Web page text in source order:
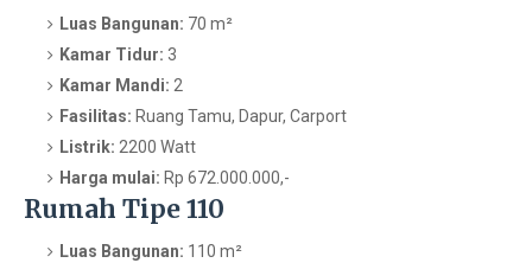
Luas Bangunan: 70 m²
Kamar Tidur: 3
Kamar Mandi: 2
Fasilitas: Ruang Tamu, Dapur, Carport
Listrik: 2200 Watt
Harga mulai: Rp 672.000.000,-
Rumah Tipe 110
Luas Bangunan: 110 m²